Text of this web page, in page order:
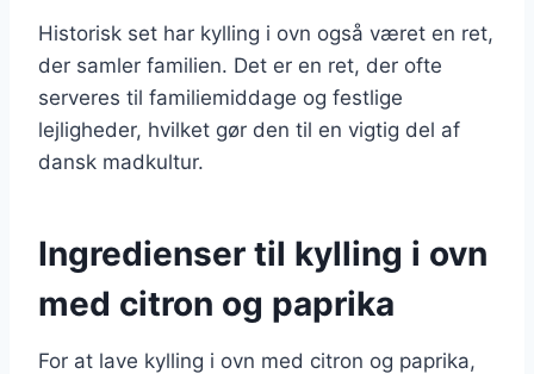
Historisk set har kylling i ovn også været en ret,
der samler familien. Det er en ret, der ofte
serveres til familiemiddage og festlige
lejligheder, hvilket gør den til en vigtig del af
dansk madkultur.
Ingredienser til kylling i ovn
med citron og paprika
For at lave kylling i ovn med citron og paprika,